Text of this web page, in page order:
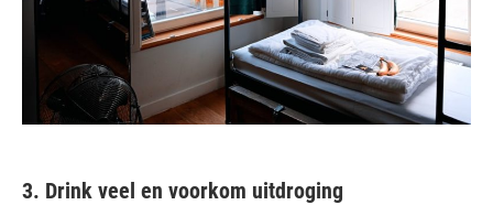
3. Drink veel en voorkom uitdroging